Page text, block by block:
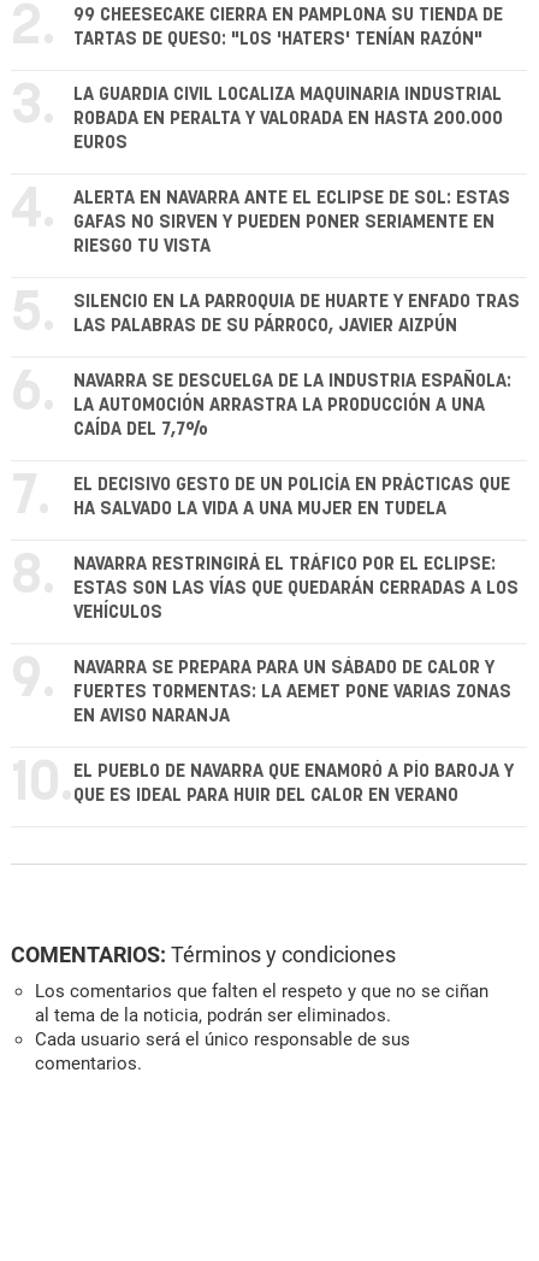
2.
99 CHEESECAKE CIERRA EN PAMPLONA SU TIENDA DE
TARTAS DE QUESO: "LOS 'HATERS' TENÍAN RAZÓN"
3.
LA GUARDIA CIVIL LOCALIZA MAQUINARIA INDUSTRIAL
ROBADA EN PERALTA Y VALORADA EN HASTA 200.000
EUROS
4.
ALERTA EN NAVARRA ANTE EL ECLIPSE DE SOL: ESTAS
GAFAS NO SIRVEN Y PUEDEN PONER SERIAMENTE EN
RIESGO TU VISTA
5.
SILENCIO EN LA PARROQUIA DE HUARTE Y ENFADO TRAS
LAS PALABRAS DE SU PÁRROCO, JAVIER AIZPÚN
6.
NAVARRA SE DESCUELGA DE LA INDUSTRIA ESPAÑOLA:
LA AUTOMOCIÓN ARRASTRA LA PRODUCCIÓN A UNA
CAÍDA DEL 7,7%
7.
EL DECISIVO GESTO DE UN POLICÍA EN PRÁCTICAS QUE
HA SALVADO LA VIDA A UNA MUJER EN TUDELA
8.
NAVARRA RESTRINGIRÁ EL TRÁFICO POR EL ECLIPSE:
ESTAS SON LAS VÍAS QUE QUEDARÁN CERRADAS A LOS
VEHÍCULOS
9.
NAVARRA SE PREPARA PARA UN SÁBADO DE CALOR Y
FUERTES TORMENTAS: LA AEMET PONE VARIAS ZONAS
EN AVISO NARANJA
10. EL PUEBLO DE NAVARRA QUE ENAMORÓ A PÍO BAROJA Y
QUE ES IDEAL PARA HUIR DEL CALOR EN VERANO
COMENTARIOS: Términos y condiciones
Los comentarios que falten el respeto y que no se ciñan
al tema de la noticia, podrán ser eliminados.
Cada usuario será el único responsable de sus
comentarios.